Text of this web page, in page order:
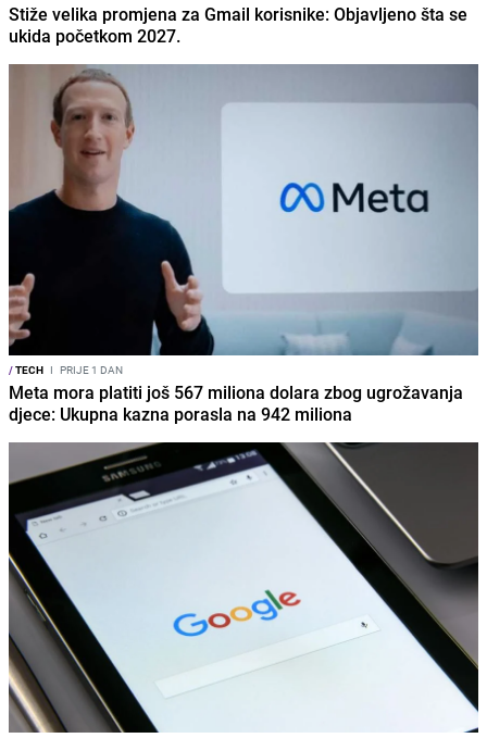
Stiže velika promjena za Gmail korisnike: Objavljeno šta se
ukida početkom 2027.
/TECH I PRIJE 1 DAN
Meta mora platiti još 567 miliona dolara zbog ugrožavanja
djece: Ukupna kazna porasla na 942 miliona